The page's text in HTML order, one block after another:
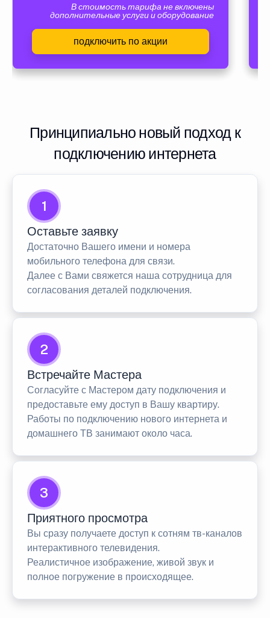
В стоимость тарифа не включены
дополнительные услуги и оборудование
подключить по акции
Принципиально новый подход к
подключению интернета
1
Оставьте заявку
Достаточно Вашего имени и номера
мобильного телефона для связи.
Далее с Вами свяжется наша сотрудница для
согласования деталей подключения.
2
Встречайте Мастера
Согласуйте с Мастером дату подключения и
предоставьте ему доступ в Вашу квартиру.
Работы по подключению нового интернета и
домашнего ТВ занимают около часа.
3
Приятного просмотра
Вы сразу получаете доступ к сотням тв-каналов
интерактивного телевидения.
Реалистичное изображение, живой звук и
полное погружение в происходящее.